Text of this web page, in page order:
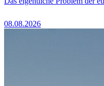
08.08.2026